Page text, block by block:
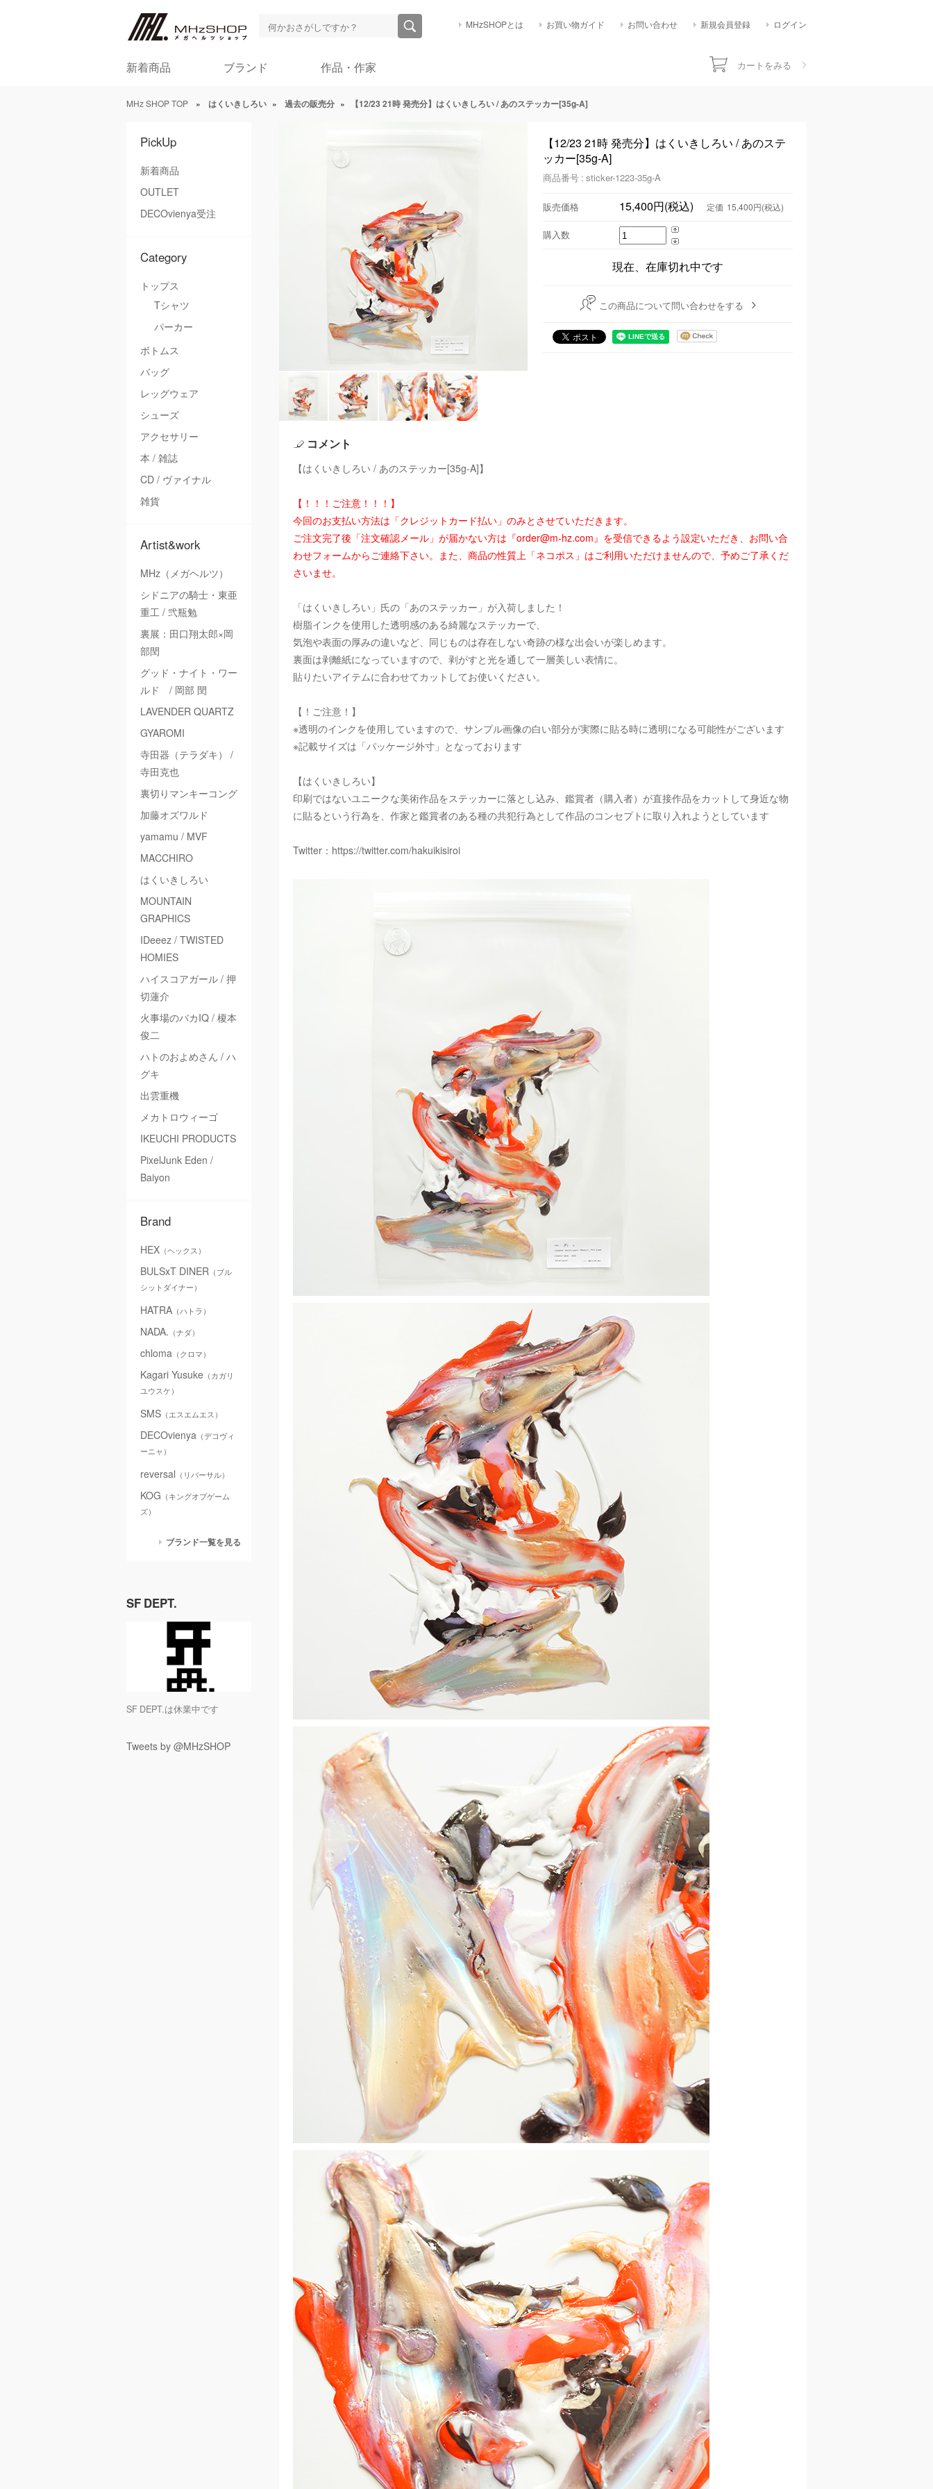
MHzSHOPとは お買い物ガイド お問い合わせ 新規会員登録 ログイン
新着商品 ブランド 作品・作家 カートをみる
MHz SHOP TOP » はくいきしろい » 過去の販売分 » 【12/23 21時 発売分】はくいきしろい / あのステッカー[35g-A]
PickUp
新着商品
OUTLET
DECOvienya受注
Category
トップス
Tシャツ
パーカー
ボトムス
バッグ
レッグウェア
シューズ
アクセサリー
本 / 雑誌
CD / ヴァイナル
雑貨
Artist&work
MHz（メガヘルツ）
シドニアの騎士・東亜
重工 / 弐瓶勉
裏展：田口翔太郎×岡
部閏
グッド・ナイト・ワー
ルド / 岡部 閏
LAVENDER QUARTZ
GYAROMI
寺田器（テラダキ） /
寺田克也
裏切りマンキーコング
加藤オズワルド
yamamu / MVF
MACCHIRO
はくいきしろい
MOUNTAIN
GRAPHICS
IDeeez / TWISTED
HOMIES
ハイスコアガール / 押
切蓮介
火事場のバカIQ / 榎本
俊二
ハトのおよめさん / ハ
グキ
出雲重機
メカトロウィーゴ
IKEUCHI PRODUCTS
PixelJunk Eden /
Baiyon
Brand
HEX （ヘックス）
BULSxT DINER （ブル
シットダイナー）
HATRA （ハトラ）
NADA. （ナダ）
chloma （クロマ）
Kagari Yusuke （カガリ
ユウスケ）
SMS （エスエムエス）
DECOvienya （デコヴィ
ーニャ）
reversal （リバーサル）
KOG （キングオブゲーム
ズ）
ブランド一覧を見る
SF DEPT.
SF DEPT.は休業中です
Tweets by @MHzSHOP
【12/23 21時 発売分】はくいきしろい / あのステ
ッカー[35g-A]
商品番号 : sticker-1223-35g-A
販売価格 15,400円(税込) 定価 15,400円(税込)
購入数
現在、在庫切れ中です
この商品について問い合わせをする
コメント
【はくいきしろい / あのステッカー[35g-A]】
【！！！ご注意！！！】
今回のお支払い方法は「クレジットカード払い」のみとさせていただきます。
ご注文完了後「注文確認メール」が届かない方は『order@m-hz.com』を受信できるよう設定いただき、お問い合
わせフォームからご連絡下さい。また、商品の性質上「ネコポス」はご利用いただけませんので、予めご了承くだ
さいませ。
「はくいきしろい」氏の「あのステッカー」が入荷しました！
樹脂インクを使用した透明感のある綺麗なステッカーで、
気泡や表面の厚みの違いなど、同じものは存在しない奇跡の様な出会いが楽しめます。
裏面は剥離紙になっていますので、剥がすと光を通して一層美しい表情に。
貼りたいアイテムに合わせてカットしてお使いください。
【！ご注意！】
※透明のインクを使用していますので、サンプル画像の白い部分が実際に貼る時に透明になる可能性がございます
※記載サイズは「パッケージ外寸」となっております
【はくいきしろい】
印刷ではないユニークな美術作品をステッカーに落とし込み、鑑賞者（購入者）が直接作品をカットして身近な物
に貼るという行為を、作家と鑑賞者のある種の共犯行為として作品のコンセプトに取り入れようとしています
Twitter： https://twitter.com/hakuikisiroi